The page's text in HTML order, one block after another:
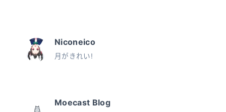
Niconeico
月がきれい!
Moecast Blog